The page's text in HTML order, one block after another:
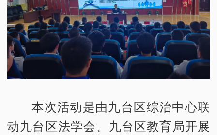
本次活动是由九台区综治中心联
动九台区法学会、九台区教育局开展